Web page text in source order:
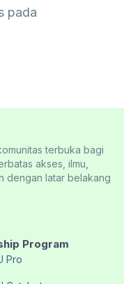
pada
terbuka bagi
akses, ilmu,
dengan latar belakang
Program
Pro